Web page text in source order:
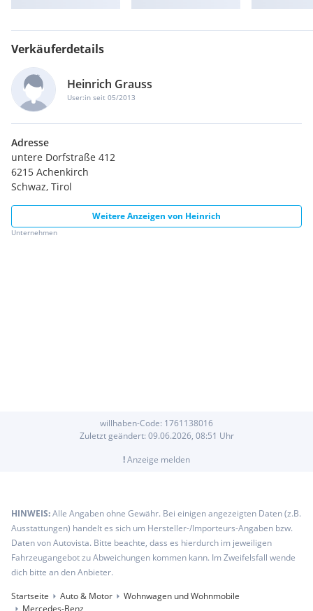
Verkäuferdetails
Heinrich Grauss
User:in seit 05/2013
Adresse
untere Dorfstraße 412
6215 Achenkirch
Schwaz, Tirol
Weitere Anzeigen von Heinrich
Unternehmen
willhaben-Code: 1761138016
Zuletzt geändert: 09.06.2026, 08:51 Uhr
!Anzeige melden
HINWEIS:Alle Angaben ohne Gewähr. Bei einigen angezeigten Daten (z.B.
Ausstattungen) handelt es sich um Hersteller-/Importeurs-Angaben bzw.
Daten von Autovista. Bitte beachte, dass es hierdurch im jeweiligen
Fahrzeugangebot zu Abweichungen kommen kann. Im Zweifelsfall wende
dich bitte an den Anbieter.
Startseite
Auto & Motor
Wohnwagen und Wohnmobile
Mercedes-Benz